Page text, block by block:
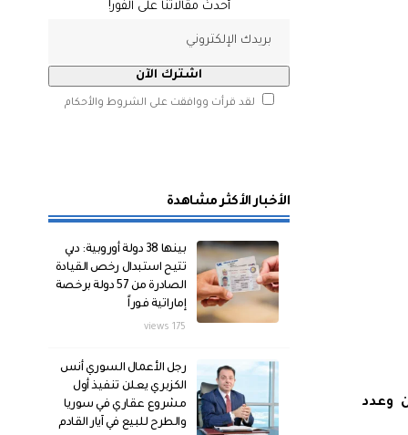
وعدد
أحدث مقالاتنا على الفور!
لقد قرأت ووافقت على الشروط والأحكام
الأخبار الأكثر مشاهدة
بينها 38 دولة أوروبية: دبي
تتيح استبدال رخص القيادة
الصادرة من 57 دولة برخصة
إماراتية فوراً
175 views
رجل الأعمال السوري أنس
الكزبري يعلن تنفيذ أول
مشروع عقاري في سوريا
والطرح للبيع في آيار القادم